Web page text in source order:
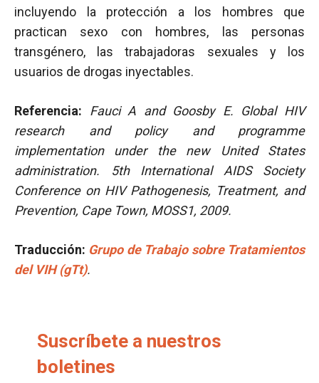
incluyendo la protección a los hombres que
practican sexo con hombres, las personas
transgénero, las trabajadoras sexuales y los
usuarios de drogas inyectables.
Referencia:
Fauci A and Goosby E. Global HIV
research and policy and programme
implementation under the new United States
administration. 5th International AIDS Society
Conference on HIV Pathogenesis, Treatment, and
Prevention, Cape Town, MOSS1, 2009.
Traducción: Grupo de Trabajo sobre Tratamientos
del VIH (gTt).
Suscríbete a nuestros
boletines